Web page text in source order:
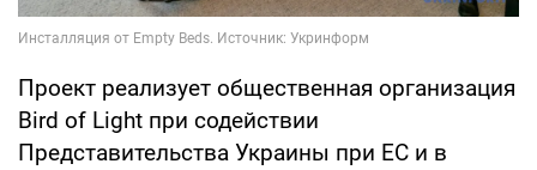
Проект реализует общественная организация
Bird of Light при содействии
Представительства Украины при ЕС и в